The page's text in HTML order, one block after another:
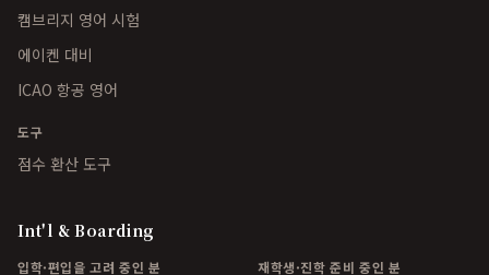
캠브리지 영어 시험
에이켄 대비
ICAO 항공 영어
도구
점수 환산 도구
Int'l & Boarding
입학·편입을 고려 중인 분 재학생·진학 준비 중인 분